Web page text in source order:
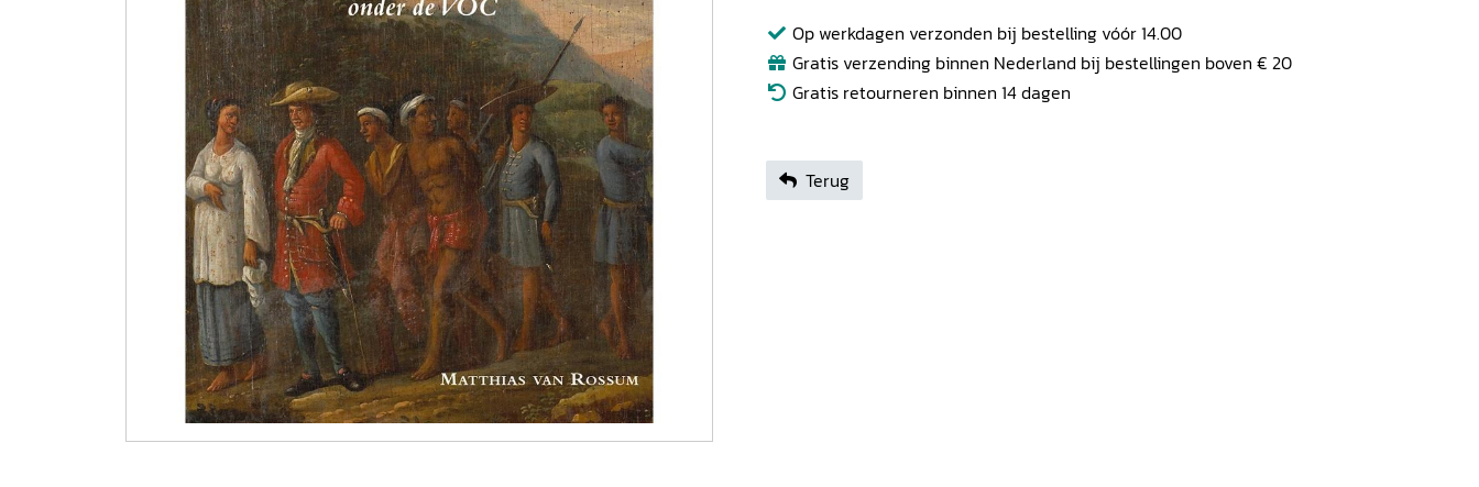
Op werkdagen verzonden bij bestelling vóór 14.00
Gratis verzending binnen Nederland bij bestellingen boven € 20
Gratis retourneren binnen 14 dagen
Terug